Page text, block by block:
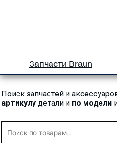
Запчасти Braun
Поиск запчастей и
артикулу детали и по модели